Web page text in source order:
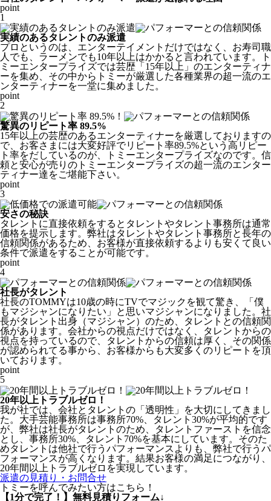
point
1
実績のあるタレントのみ派遣
プロというのは、エンターテイメントだけではなく、お寿司職
人でも、ラーメンでも10年以上はかかると言われています。ト
ミーエンタープライズでは芸歴「 15年以上 」のエンターティナ
ーを集め、その中からトミーが厳選した各種業界の超一流のエ
ンターティナーを一堂に集めました。
point
2
驚異のリピート率 89.5%
15年以上の芸歴のあるエンターティナーを厳選しておりますの
で、お客さまには大変好評でリピート率89.5%という高リピー
ト率をだしているのが、トミーエンタープライズなのです。 信
頼と安心が売りのトミーエンタープライズの超一流のエンター
ティナー達をご堪能下さい。
point
3
安さの秘訣
タレントに直接依頼をするとタレントやタレント事務所は通常
価格を提示します。弊社はタレントやタレント事務所と長年の
信頼関係があるため、 お客様が直接依頼するよりも安くて良い
条件で派遣をすることが可能です。
point
4
社長がタレント
社長のTOMMYは10歳の時にTVでマジックを観て驚き、「僕
もマジシャンになりたい」と思いマジシャンになりました。社
長がタレント出身（マジシャン）のため、タレントとの信頼関
係があります。会社からの視点だけではなく、
タレントからの
視点を持っているので、タレントからの信頼は厚く、その関係
が認められてる事から、お客様からも大変多くのリピートを頂
いております。
point
5
20年以上トラブルゼロ！
我が社では、会社とタレントの「透明性」を大切にしてきまし
た。 大手芸能事務所は事務所70%、タレント30%が平均的です
が、 弊社は社長がタレント のため、タレントファーストを信念
とし、 事務所30%、タレント70%を基本にしています。そのた
めタレントは他社で行うパフォーマンスよりも、弊社で行うパ
フォーマンスが高くなります。結果お客様の満足につながり、
20年間以上トラブルゼロを実現しています。
派遣の見積り・お問合せ
トミーを呼んでみたい方はこちら！
【1分で完了！】 無料見積りフォーム↓